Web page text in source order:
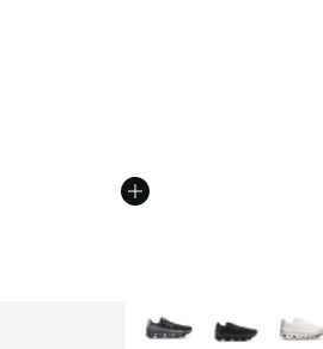
Der Preis ist von € 179,99 auf €
Weitere Farben